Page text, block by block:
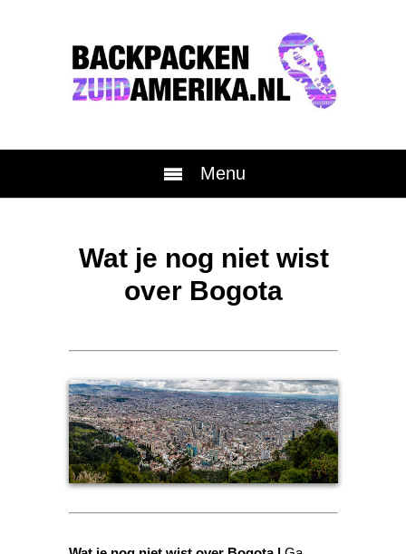
Menu
Wat je nog niet wist
over Bogota